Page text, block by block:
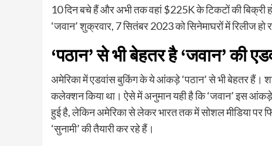
10 दिन बचे हैं और अभी तक वहां $225K के ट‍िकटों की बिक्री
‘जवान’ शुक्रवार, 7 सितंबर 2023 को सिनेमाघरों में रिलीज हो
‘पठान’ से भी बेहतर है ‘जवान’ की
अमेरिका में एडवांस बुकिंग के ये आंकड़े ‘पठान’ से भी बेहतर हैं।
कलेक्‍शन किया था। ऐसे में अनुमान यही है कि ‘जवान’ इस आंकड़े
हुई है, लेकिन अमेरिका से लेकर भारत तक में सोशल मीडिया पर
‘सुनामी’ की तैयारी कर रहे हैं।